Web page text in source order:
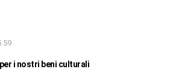
i nostri beni culturali